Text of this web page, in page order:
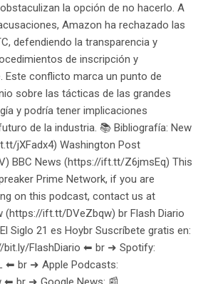
la opción de no hacerlo. A
Amazon ha rechazado las
defendiendo la transparencia y
de inscripción y
Este conflicto marca un punto de
sobre las tácticas de las grandes
y podría tener implicaciones
de la industria. 📚 Bibliografía: New
jXFadx4) Washington Post
BBC News (https://ift.tt/Z6jmsEq) This
Prime Network, if you are
on this podcast, contact us at
ift.tt/DVeZbqw) br Flash Diario
Siglo 21 es Hoybr Suscríbete gratis en:
bit.ly/FlashDiario ⬅︎ br ➜ Spotify:
⬅︎ br ➜ Apple Podcasts: